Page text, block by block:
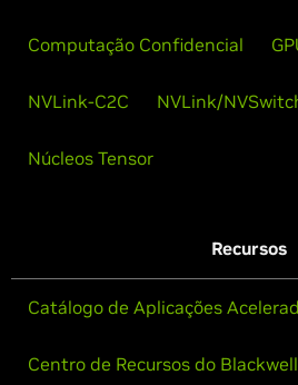
Computação Confidencial
NVLink-C2C NVLink/
Núcleos Tensor
Recursos
Catálogo de Aplicações
Centro de Recursos do Blackwell